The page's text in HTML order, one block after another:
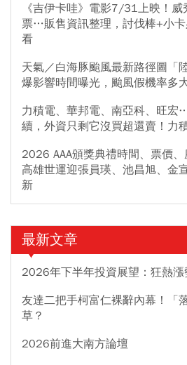
《吉伊卡哇》電影7/31上映！
票…販售資訊整理，討伐棒+小
看
天氣／白海豚颱風最新路徑圖「
爆影響時間曝光，颱風假機率多
力積電、華邦電、南亞科、旺宏
續，外資只剩它沒買超還賣！力
2026 AAA頒獎典禮時間、票價、
高雄世運迎張員瑛、池昌旭、金
新
最新文章
2026年下半年投資展望：狂熱
友達二把手柯富仁裸辭內幕！「
草？
2026前進大南方論壇